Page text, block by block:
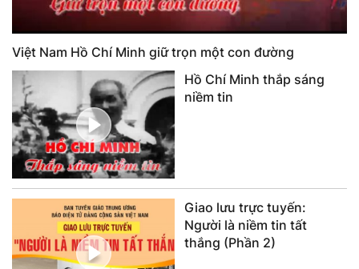
Việt Nam Hồ Chí Minh giữ trọn một con đường
Hồ Chí Minh thắp sáng
niềm tin
Giao lưu trực tuyến:
Người là niềm tin tất
thắng (Phần 2)